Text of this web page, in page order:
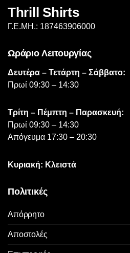
του
προϊόντος
Thrill Shirts
Γ.Ε.ΜΗ.: 187463906000
Ωράριο Λειτουργίας
Δευτέρα – Τετάρτη – Σάββατο:
Πρωί 09:30 – 14:30
Τρίτη – Πέμπτη – Παρασκευή:
Πρωί 09:30 – 14:30
Απόγευμα 17:30 – 20:30
Κυριακή: Κλειστά
Πολιτικές
Απόρρητο
Αποστολές